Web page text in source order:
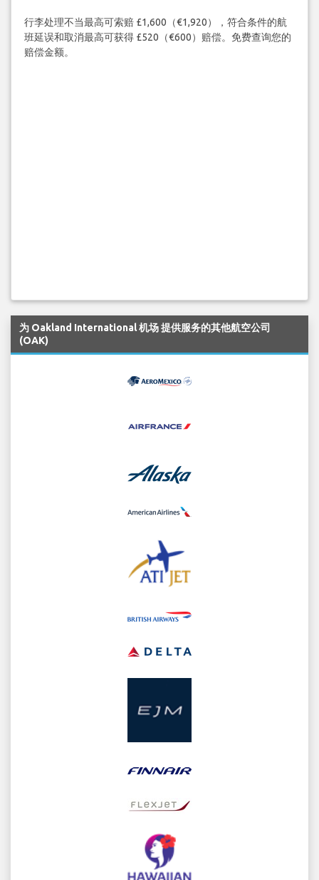
行李处理不当最高可索赔 £1,600（€1,920），符合条件的航
班延误和取消最高可获得 £520（€600）赔偿。免费查询您的
赔偿金额。
为 Oakland International 机场 提供服务的其他航空公司
(OAK)